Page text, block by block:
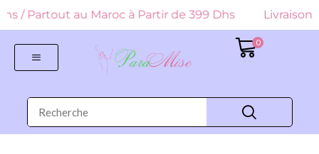
/ Partout au Maroc à Partir de 399 Dhs Livraison
0